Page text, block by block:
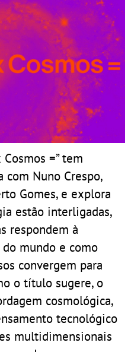
=” tem
com Nuno Crespo,
Gomes, e explora
estão interligadas,
respondem à
mundo e como
convergem para
o título sugere, o
cosmológica,
tecnológico
multidimensionais